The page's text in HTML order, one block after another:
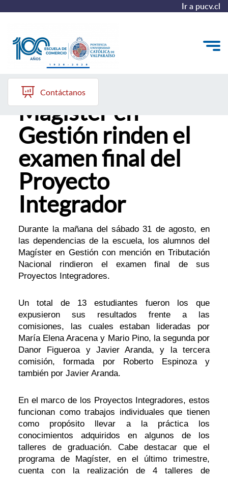
Ir a pucv.cl
Quiénes somos
Vinculación con el Medio
Formación Continua
Postgrados
Admisión
Contáctanos
Alumnos del
Magíster en
Gestión rinden el
examen final del
Proyecto
Integrador
Durante la mañana del sábado 31 de agosto, en
las dependencias de la escuela, los alumnos del
Magíster en Gestión con mención en Tributación
Nacional rindieron el examen final de sus
Proyectos Integradores.
Un total de 13 estudiantes fueron los que
expusieron sus resultados frente a las
comisiones, las cuales estaban lideradas por
María Elena Aracena y Mario Pino, la segunda por
Danor Figueroa y Javier Aranda, y la tercera
comisión, formada por Roberto Espinoza y
también por Javier Aranda.
En el marco de los Proyectos Integradores, estos
funcionan como trabajos individuales que tienen
como propósito llevar a la práctica los
conocimientos adquiridos en algunos de los
talleres de graduación. Cabe destacar que el
programa de Magíster, en el último trimestre,
cuenta con la realización de 4 talleres de